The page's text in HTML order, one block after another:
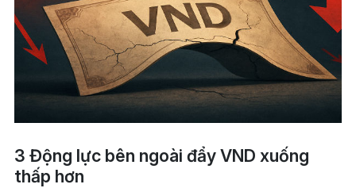
3 Động lực bên ngoài đẩy VND xuống
thấp hơn